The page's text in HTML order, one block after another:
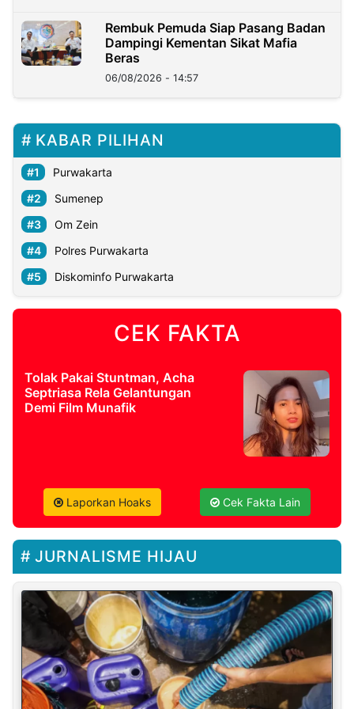
Rembuk Pemuda Siap Pasang Badan
Dampingi Kementan Sikat Mafia
Beras
06/08/2026 - 14:57
KABAR PILIHAN
Purwakarta
Sumenep
Om Zein
Polres Purwakarta
Diskominfo Purwakarta
CEK FAKTA
Tolak Pakai Stuntman, Acha
Septriasa Rela Gelantungan
Demi Film Munafik
Laporkan Hoaks Cek Fakta Lain
JURNALISME HIJAU